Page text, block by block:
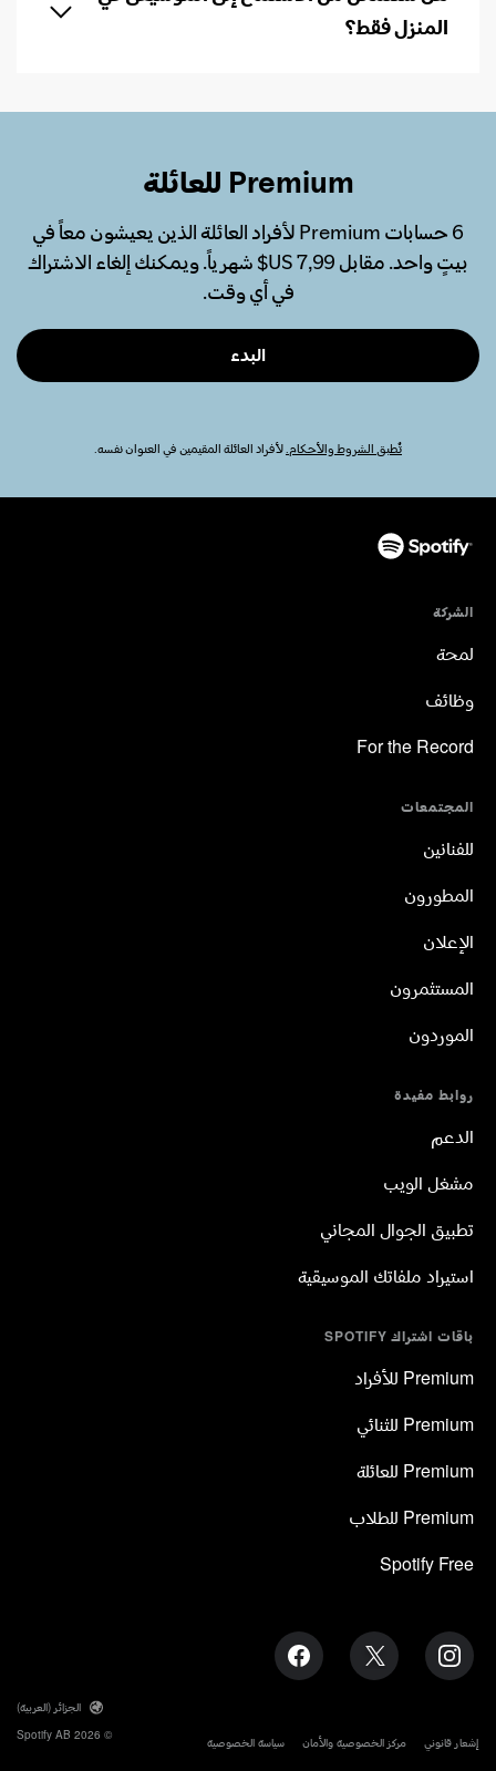
المنزل فقط؟
Premium للعائلة
6 حسابات Premium لأفراد العائلة الذين يعيشون معاً في
بيتٍ واحد. مقابل ‏7,99 US$ شهرياً. ويمكنك إلغاء الاشتراك
في أي وقت.
البدء
تُطبق الشروط والأحكام.لأفراد العائلة المقيمين في العنوان نفسه.
الشركة
لمحة
وظائف
For the Record
المجتمعات
للفنانين
المطورون
الإعلان
المستثمرون
الموردون
روابط مفيدة
الدعم
مشغل الويب
تطبيق الجوال المجاني
استيراد ملفاتك الموسيقية
باقات اشتراك SPOTIFY
Premium للأفراد
Premium للثنائي
Premium للعائلة
Premium للطلاب
Spotify Free
الجزائر (العربية)
إشعار قانوني
مركز الخصوصية والأمان
سياسة الخصوصية
© 2026 Spotify AB